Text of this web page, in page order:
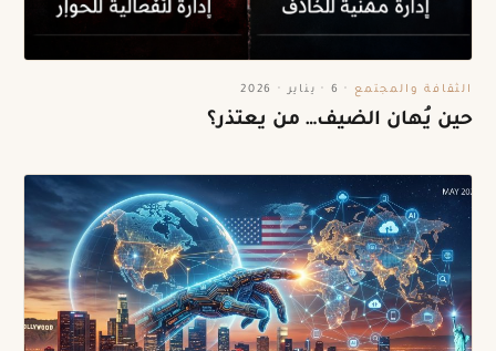
الثقافة والمجتمع · 6 · يناير · 2026
حين يُهان الضيف… من يعتذر؟